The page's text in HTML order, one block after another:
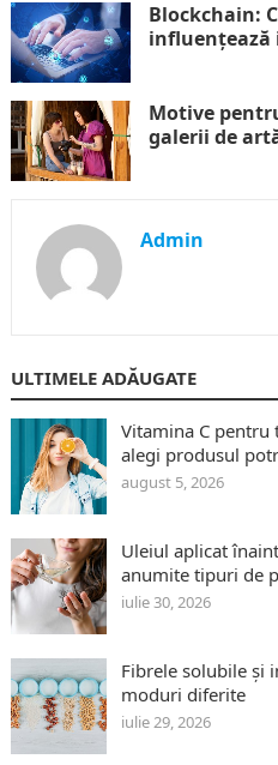
Blockchain:
Motive
galerii de
Admin
ULTIMELE ADĂUGATE
Vitamina C pentru
alegi produsul
august 5, 2026
Uleiul aplicat
anumite tipuri de
iulie 30, 2026
Fibrele solubile și
moduri diferite
iulie 29, 2026